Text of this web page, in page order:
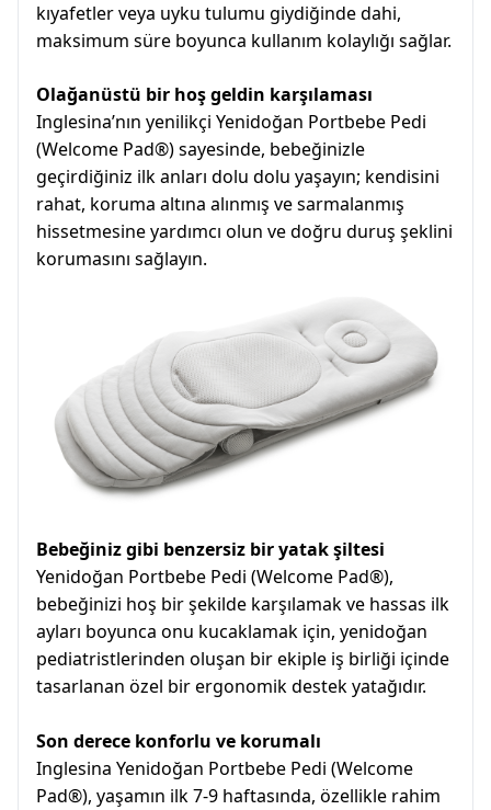
kıyafetler veya uyku tulumu giydiğinde dahi,
maksimum süre boyunca kullanım kolaylığı sağlar.
Olağanüstü bir hoş geldin karşılaması
Inglesina’nın yenilikçi Yenidoğan Portbebe Pedi
(Welcome Pad®) sayesinde, bebeğinizle
geçirdiğiniz ilk anları dolu dolu yaşayın; kendisini
rahat, koruma altına alınmış ve sarmalanmış
hissetmesine yardımcı olun ve doğru duruş şeklini
korumasını sağlayın.
Bebeğiniz gibi benzersiz bir yatak şiltesi
Yenidoğan Portbebe Pedi (Welcome Pad®),
bebeğinizi hoş bir şekilde karşılamak ve hassas ilk
ayları boyunca onu kucaklamak için, yenidoğan
pediatristlerinden oluşan bir ekiple iş birliği içinde
tasarlanan özel bir ergonomik destek yatağıdır.
Son derece konforlu ve korumalı
Inglesina Yenidoğan Portbebe Pedi (Welcome
Pad®), yaşamın ilk 7-9 haftasında, özellikle rahim